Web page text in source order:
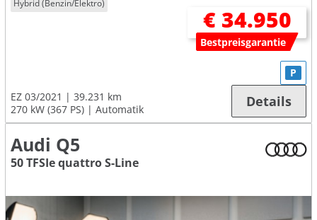
Hybrid (Benzin/Elektro)
€ 34.950
Bestpreisgarantie
EZ 03/2021
39.231 km
270 kW (367 PS)
Automatik
P
Details
Audi Q5
50 TFSIe quattro S-Line